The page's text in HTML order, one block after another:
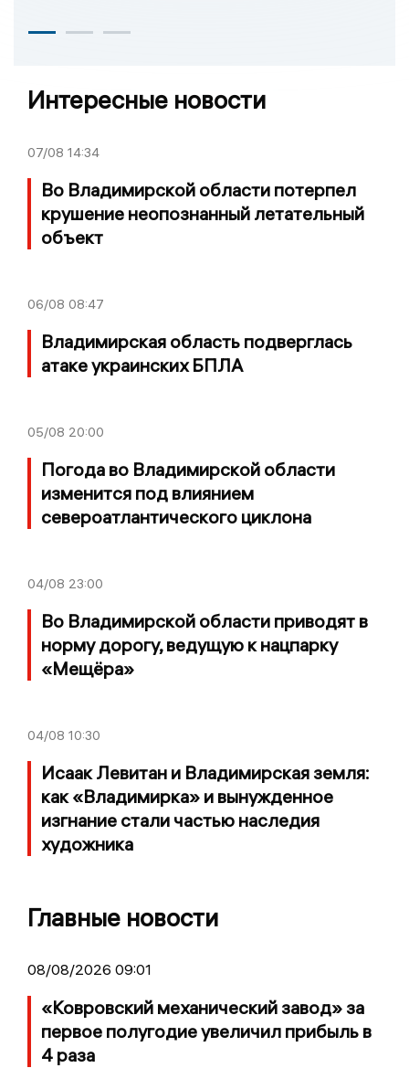
Интересные новости
07/08 14:34
Во Владимирской области потерпел
крушение неопознанный летательный
объект
06/08 08:47
Владимирская область подверглась
атаке украинских БПЛА
05/08 20:00
Погода во Владимирской области
изменится под влиянием
североатлантического циклона
04/08 23:00
Во Владимирской области приводят в
норму дорогу, ведущую к нацпарку
«Мещёра»
04/08 10:30
Исаак Левитан и Владимирская земля:
как «Владимирка» и вынужденное
изгнание стали частью наследия
художника
Главные новости
08/08/2026 09:01
«Ковровский механический завод» за
первое полугодие увеличил прибыль в
4 раза